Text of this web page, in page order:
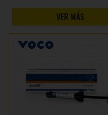
VER MÁS